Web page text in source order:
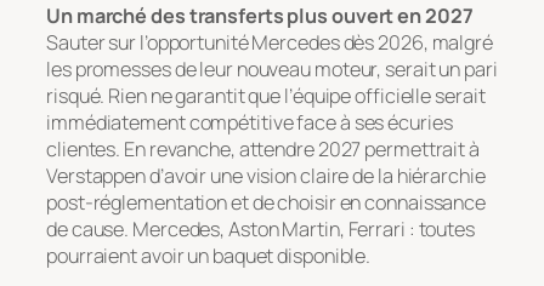
Un marché des transferts plus ouvert en 2027
Sauter sur l’opportunité Mercedes dès 2026, malgré
les promesses de leur nouveau moteur, serait un pari
risqué. Rien ne garantit que l’équipe officielle serait
immédiatement compétitive face à ses écuries
clientes. En revanche, attendre 2027 permettrait à
Verstappen d’avoir une vision claire de la hiérarchie
post-réglementation et de choisir en connaissance
de cause. Mercedes, Aston Martin, Ferrari : toutes
pourraient avoir un baquet disponible.